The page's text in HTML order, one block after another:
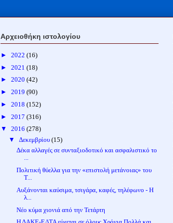
Αρχειοθήκη ιστολογίου
► 2022 (16)
► 2021 (18)
► 2020 (42)
► 2019 (90)
► 2018 (152)
► 2017 (316)
▼ 2016 (278)
▼ Δεκεμβρίου (15)
Δέκα αλλαγές σε συνταξιοδοτικό και ασφαλιστικό το
...
Πολιτική θύελλα για την «επιστολή μετάνοιας» του
Τ...
Αυξάνονται καύσιμα, τσιγάρα, καφές, τηλέφωνο - Η
λ...
Νέο κύμα χιονιά από την Τετάρτη